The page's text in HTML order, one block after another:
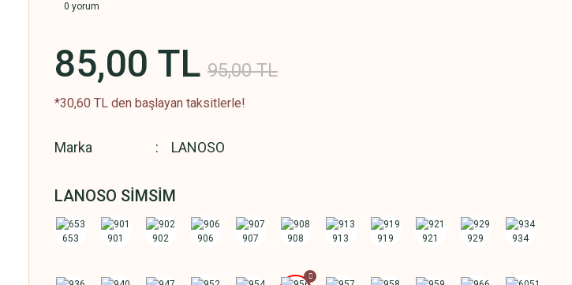
0 yorum
85,00 TL 95,00 TL
*30,60 TL den başlayan taksitlerle!
Marka LANOSO
LANOSO SİMSİM